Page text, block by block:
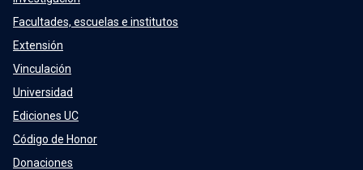
Facultades, escuelas e institutos
Extensión
Vinculación
Universidad
Ediciones UC
Código de Honor
Donaciones